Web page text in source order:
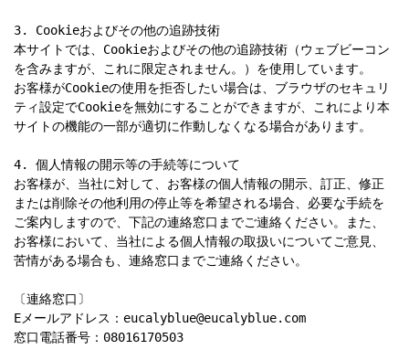
3. Cookieおよびその他の追跡技術
本サイトでは、Cookieおよびその他の追跡技術（ウェブビーコン
を含みますが、これに限定されません。）を使用しています。
お客様がCookieの使用を拒否したい場合は、ブラウザのセキュリ
ティ設定でCookieを無効にすることができますが、これにより本
サイトの機能の一部が適切に作動しなくなる場合があります。
4. 個人情報の開示等の手続等について
お客様が、当社に対して、お客様の個人情報の開示、訂正、修正
または削除その他利用の停止等を希望される場合、必要な手続を
ご案内しますので、下記の連絡窓口までご連絡ください。また、
お客様において、当社による個人情報の取扱いについてご意見、
苦情がある場合も、連絡窓口までご連絡ください。
〔連絡窓口〕
Eメールアドレス：eucalyblue@eucalyblue.com
窓口電話番号：08016170503